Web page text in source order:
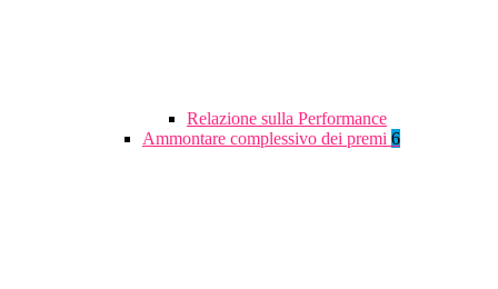
Relazione sulla Performance
Ammontare complessivo dei premi 6